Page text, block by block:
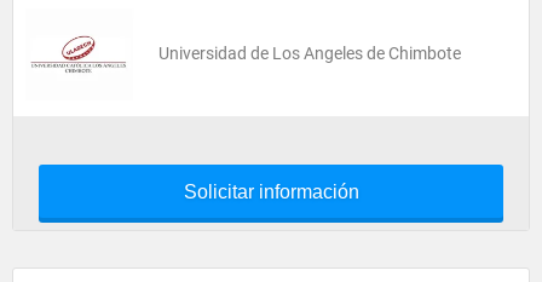
Universidad de Los Angeles de Chimbote
Solicitar información